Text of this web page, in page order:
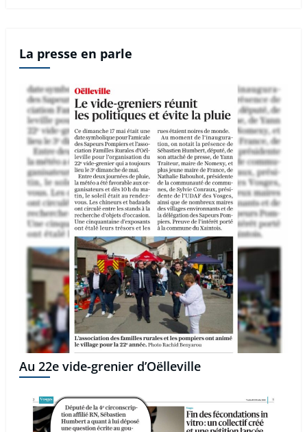
La presse en parle
Au 22e vide-grenier d’Oëlleville